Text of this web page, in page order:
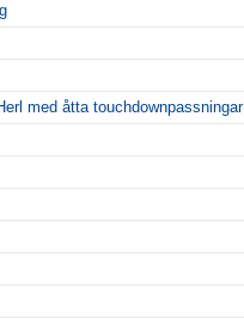
med åtta touchdownpassningar